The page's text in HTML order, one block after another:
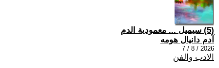
(5) سيميل ... معمودية الدم
آدم دانيال هومه
2026 / 8 / 7
الادب والفن